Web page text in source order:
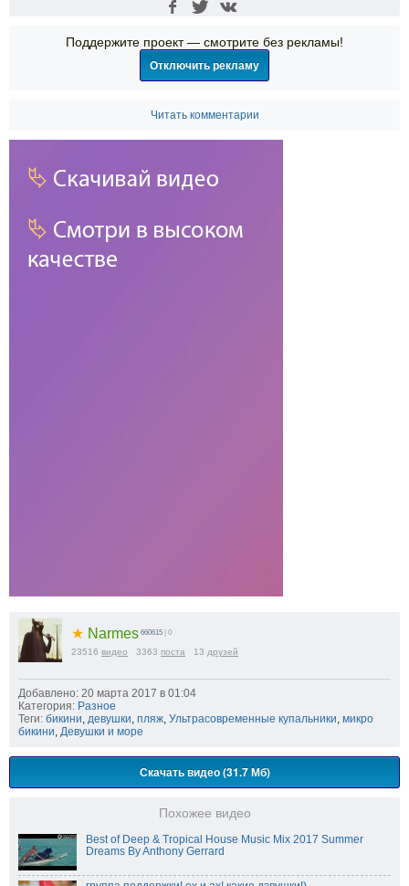
Поддержите проект — смотрите без рекламы!
Отключить рекламу
Читать комментарии
★ Narmes 660615 | 0
23516 видео 3363 поста 13 друзей
Добавлено: 20 марта 2017 в 01:04
Категория: Разное
Теги: бикини девушки пляж Ультрасовременные купальники микро
бикини Девушки и море
Скачать видео (31.7 Мб)
Похожее видео
Best of Deep & Tropical House Music Mix 2017 Summer
Dreams By Anthony Gerrard